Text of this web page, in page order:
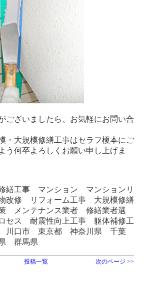
ございましたら、お気軽にお問い合
・大規模修繕工事はセラフ榎本にご
う何卒よろしくお願い申し上げま
繕工事 マンション マンションリ
改修 リフォーム工事 大規模修繕
メンテナンス業者 修繕業者選
セス 耐震性向上工事 躯体補修工
川口市 東京都 神奈川県 千葉
群馬県
投稿一覧 次のページ >>